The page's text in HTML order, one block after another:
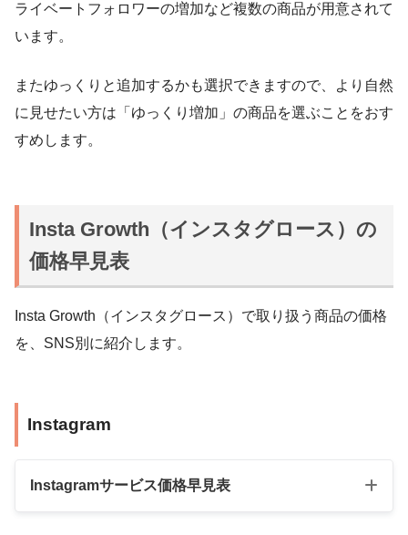
ライベートフォロワーの増加など複数の商品が用意されて
います。
またゆっくりと追加するかも選択できますので、より自然
に見せたい方は「ゆっくり増加」の商品を選ぶことをおす
すめします。
Insta Growth（インスタグロース）の
価格早見表
Insta Growth（インスタグロース）で取り扱う商品の価格
を、SNS別に紹介します。
Instagram
Instagramサービス価格早見表